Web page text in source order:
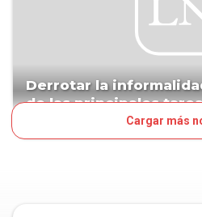
Derrotar la
de las principales
Cargar más